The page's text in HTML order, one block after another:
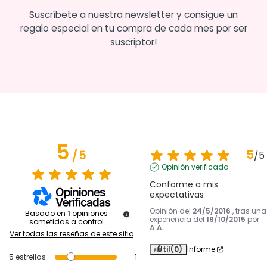
Suscríbete a nuestra newsletter y consigue un
regalo especial en tu compra de cada mes por ser
suscriptor!
5/5
Basado en 1 opiniones
sometidas a control
Ver todas las reseñas de este sitio
5 estrellas
1
5/5
Opinión verificada
Conforme a mis
expectativas
Opinión del 24/5/2016 , tras una
experiencia del 19/10/2015 por
A.A.
Útil(0) Informe